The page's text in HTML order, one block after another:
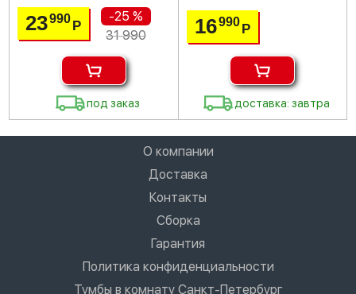
23990Р
-25 %
31 990
под заказ
16990 Р
доставка: завтра
О компании
Доставка
Контакты
Сборка
Гарантия
Политика конфиденциальности
Тумбы в комнату Санкт-Петербург